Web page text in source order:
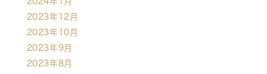
2023年12月
2023年10月
2023年9月
2023年8月